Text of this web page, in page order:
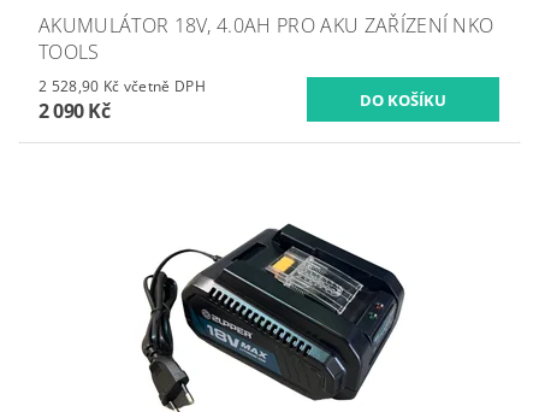
AKUMULÁTOR 18V, 4.0AH PRO AKU ZAŘÍZENÍ NKO
TOOLS
2 528,90 Kč včetně DPH
2 090 Kč